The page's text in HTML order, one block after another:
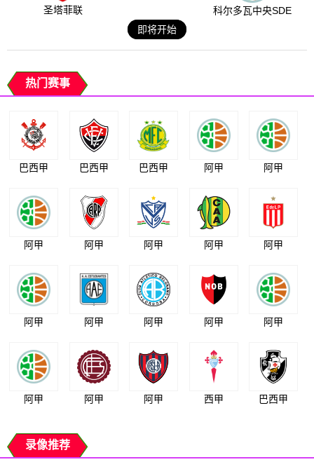
圣塔菲联
科尔多瓦中央SDE
即将开始
热门赛事
巴西甲 巴西甲 巴西甲 阿甲 阿甲
阿甲 阿甲 阿甲 阿甲 阿甲
阿甲 阿甲 阿甲 阿甲 阿甲
阿甲 阿甲 阿甲 西甲 巴西甲
录像推荐